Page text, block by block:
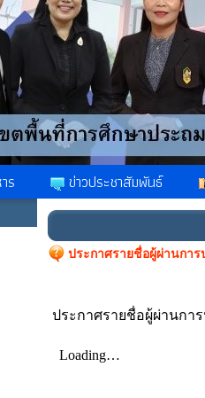
ร ข่าวประชาสัมพันธ์
ประกาศรายชื่อผู้ผ่านกา
ประกาศรายชื่อผู้ผ่านกา